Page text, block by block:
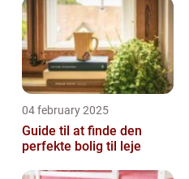
04 february 2025
Guide til at finde den
perfekte bolig til leje